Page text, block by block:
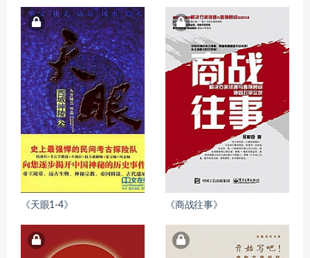
《天眼1-4》 《商战往事》